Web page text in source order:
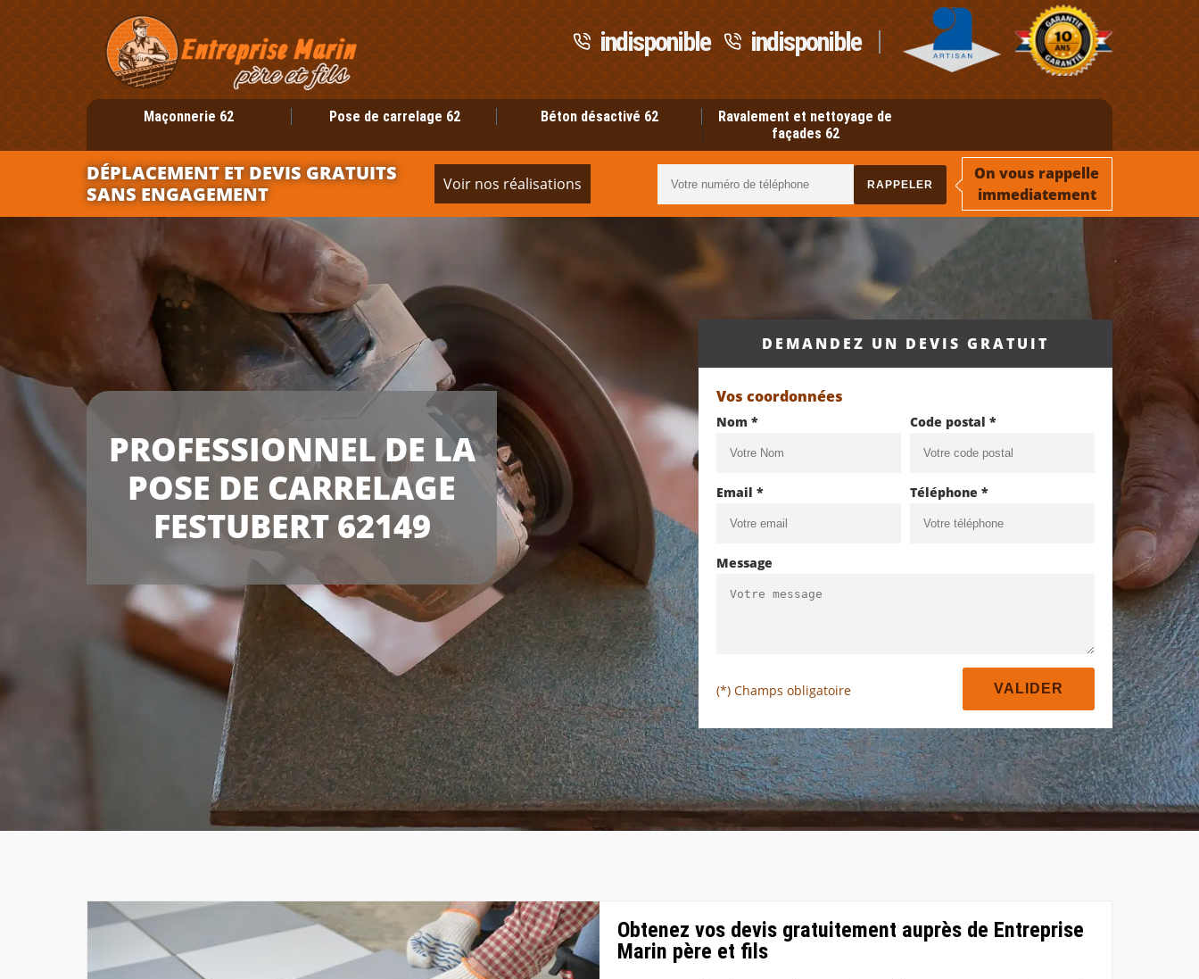
indisponible indisponible
Maçonnerie 62 Pose de carrelage 62 Béton désactivé 62
Ravalement et nettoyage de
façades 62
DÉPLACEMENT ET DEVIS GRATUITS
SANS ENGAGEMENT
Voir nos réalisations
On vous rappelle
immediatement
PROFESSIONNEL DE LA
POSE DE CARRELAGE
FESTUBERT 62149
DEMANDEZ UN DEVIS GRATUIT
Vos coordonnées
Nom * Code postal *
Email * Téléphone *
Message
(*) Champs obligatoire
Obtenez vos devis gratuitement auprès de Entreprise
Marin père et fils